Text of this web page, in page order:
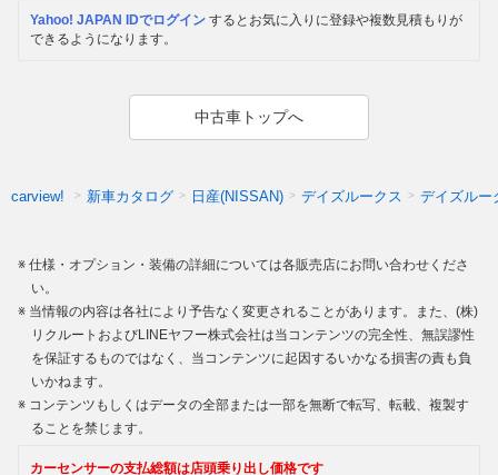
Yahoo! JAPAN IDでログイン するとお気に入りに登録や複数見積もりが
できるようになります。
中古車トップへ
carview! 新車カタログ 日産(NISSAN) デイズルークス デイズルー
仕様・オプション・装備の詳細については各販売店にお問い合わせくださ
い。
当情報の内容は各社により予告なく変更されることがあります。また、(株)
リクルートおよびLINEヤフー株式会社は当コンテンツの完全性、無誤謬性
を保証するものではなく、当コンテンツに起因するいかなる損害の責も負
いかねます。
コンテンツもしくはデータの全部または一部を無断で転写、転載、複製す
ることを禁じます。
カーセンサーの支払総額は店頭乗り出し価格です